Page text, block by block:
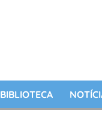
BIBLIOTECA